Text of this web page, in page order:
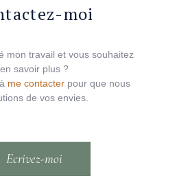
moi
mon travail et vous souhaitez
en savoir plus ?
me contacter pour que nous
de vos envies.
Ecrivez-moi